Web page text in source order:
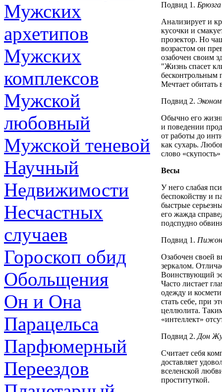
Мужских
архетипов
Мужских
комплексов
Мужской
любовный
Мужской теневой
Научный
Недвижимости
Несчастных
случаев
Гороскоп обид
Обольщения
Он и Она
Парацельса
Парфюмерный
Переездов
Подвид 1. Брюзга
Анализирует и
кусочки и
прозектор. Но
возрастом он
озабочен своим
"Жизнь спасет
бесконтрольным
Мечтает обитать
Подвид 2.
Обычно его
и поведении
от работы до
как сухарь.
слово
Весы
У него слабая
беспокойству и
быстрые
его жажда
подспудно
Подвид 1. Пижон
Озабочен своей
зеркалом.
Воинствующий
Часто листает
одежду и
стать себе, при
целлюлита.
«интеллект»
Подвид 2. Дон
Считает себя
доставляет
вселенской
проституткой.